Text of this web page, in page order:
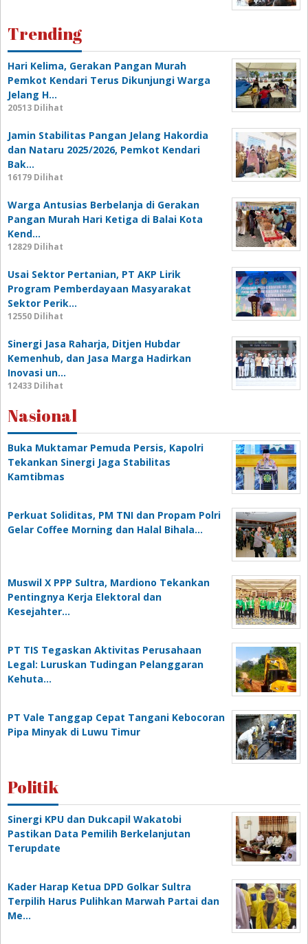
Trending
Hari Kelima, Gerakan Pangan Murah
Pemkot Kendari Terus Dikunjungi Warga
Jelang H…
20513 Dilihat
Jamin Stabilitas Pangan Jelang Hakordia
dan Nataru 2025/2026, Pemkot Kendari
Bak…
16179 Dilihat
Warga Antusias Berbelanja di Gerakan
Pangan Murah Hari Ketiga di Balai Kota
Kend…
12829 Dilihat
Usai Sektor Pertanian, PT AKP Lirik
Program Pemberdayaan Masyarakat
Sektor Perik…
12550 Dilihat
Sinergi Jasa Raharja, Ditjen Hubdar
Kemenhub, dan Jasa Marga Hadirkan
Inovasi un…
12433 Dilihat
Nasional
Buka Muktamar Pemuda Persis, Kapolri
Tekankan Sinergi Jaga Stabilitas
Kamtibmas
Perkuat Soliditas, PM TNI dan Propam Polri
Gelar Coffee Morning dan Halal Bihala…
Muswil X PPP Sultra, Mardiono Tekankan
Pentingnya Kerja Elektoral dan
Kesejahter…
PT TIS Tegaskan Aktivitas Perusahaan
Legal: Luruskan Tudingan Pelanggaran
Kehuta…
PT Vale Tanggap Cepat Tangani Kebocoran
Pipa Minyak di Luwu Timur
Politik
Sinergi KPU dan Dukcapil Wakatobi
Pastikan Data Pemilih Berkelanjutan
Terupdate
Kader Harap Ketua DPD Golkar Sultra
Terpilih Harus Pulihkan Marwah Partai dan
Me…